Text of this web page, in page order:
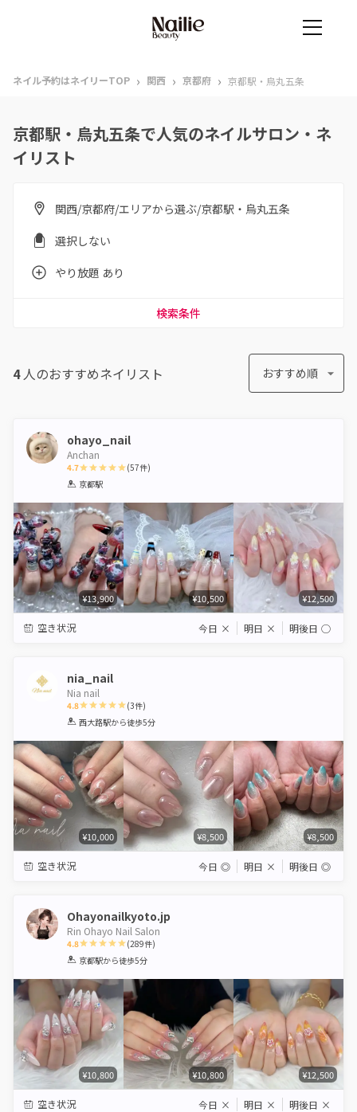
ネイル予約はネイリーTOP › 関西 › 京都府 › 京都駅・烏丸五条
京都駅・烏丸五条で人気のネイルサロン・ネ
イリスト
関西/京都府/エリアから選ぶ/京都駅・烏丸五条
選択しない
やり放題 あり
検索条件
4人のおすすめネイリスト おすすめ順
ohayo_nail
Anchan
4.7
1 2 3
(57件)
京都駅
¥13,900 ¥10,500 ¥12,500
空き状況 今日 × 明日 × 明後日 ◯
nia_nail
Nia nail
4.8
1 2 3 4 5
(3件)
西大路駅から徒歩5分
¥10,000 ¥8,500 ¥8,500
空き状況 今日 ◎ 明日 × 明後日 ◎
Ohayonailkyoto.jp
Rin Ohayo Nail Salon
4.8
1 2 3 4 5
(289件)
京都駅から徒歩5分
¥10,800 ¥10,800 ¥12,500
空き状況 今日 × 明日 × 明後日 ×